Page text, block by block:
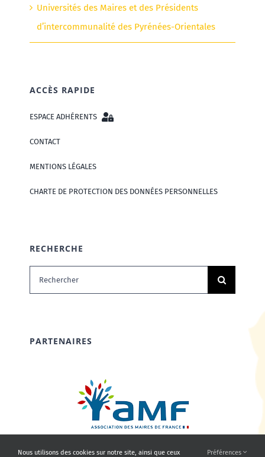
Universités des Maires et des Présidents
d’intercommunalité des Pyrénées-Orientales
ACCÈS RAPIDE
ESPACE ADHÉRENTS
CONTACT
MENTIONS LÉGALES
CHARTE DE PROTECTION DES DONNÉES PERSONNELLES
RECHERCHE
Rechercher:
PARTENAIRES
Nous utilisons des cookies sur notre site, ainsi que ceux Préférences